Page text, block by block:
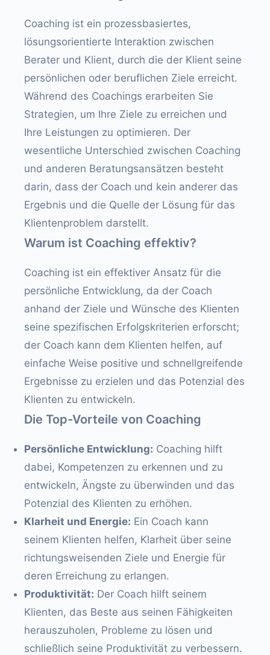
Coaching ist ein prozessbasiertes,
lösungsorientierte Interaktion zwischen
Berater und Klient, durch die der Klient seine
persönlichen oder beruflichen Ziele erreicht.
Während des Coachings erarbeiten Sie
Strategien, um Ihre Ziele zu erreichen und
Ihre Leistungen zu optimieren. Der
wesentliche Unterschied zwischen Coaching
und anderen Beratungsansätzen besteht
darin, dass der Coach und kein anderer das
Ergebnis und die Quelle der Lösung für das
Klientenproblem darstellt.
Warum ist Coaching effektiv?
Coaching ist ein effektiver Ansatz für die
persönliche Entwicklung, da der Coach
anhand der Ziele und Wünsche des Klienten
seine spezifischen Erfolgskriterien erforscht;
der Coach kann dem Klienten helfen, auf
einfache Weise positive und schnellgreifende
Ergebnisse zu erzielen und das Potenzial des
Klienten zu entwickeln.
Die Top-Vorteile von Coaching
Persönliche Entwicklung: Coaching hilft
dabei, Kompetenzen zu erkennen und zu
entwickeln, Ängste zu überwinden und das
Potenzial des Klienten zu erhöhen.
Klarheit und Energie: Ein Coach kann
seinem Klienten helfen, Klarheit über seine
richtungsweisenden Ziele und Energie für
deren Erreichung zu erlangen.
Produktivität: Der Coach hilft seinem
Klienten, das Beste aus seinen Fähigkeiten
herauszuholen, Probleme zu lösen und
schließlich seine Produktivität zu verbessern.